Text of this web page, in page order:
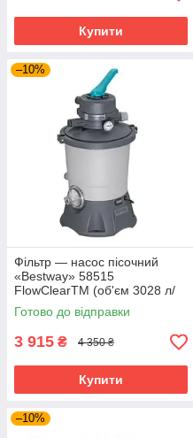
Купити
–10%
Фільтр — насос пісочний
«Bestway» 58515
FlowClearTM (об'єм 3028 л/
год)
Готово до відправки
3 915 ₴ 4 350 ₴
Купити
–10%